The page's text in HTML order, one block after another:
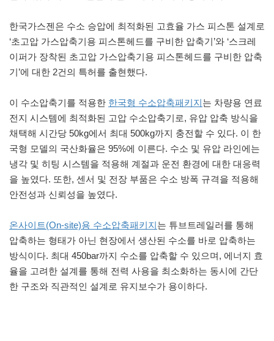
한국가스젠은 수소 승압에 최적화된 고효율 가스 피스톤 설계로
‘초고압 가스압축기용 피스톤헤드를 구비한 압축기’와 ‘스크레
이퍼가 장착된 초고압 가스압축기용 피스톤헤드를 구비한 압축
기’에 대한 2건의 특허를 출현했다.
이 수소압축기를 적용한 한국형 수소압축패키지는 차량용 연료
전지 시스템에 최적화된 고압 수소압축기로, 유압 압축 방식을
채택해 시간당 50kg에서 최대 500kg까지 충전할 수 있다. 이 한
국형 모델의 국산화율은 95%에 이른다. 수소 및 유압 라인에는
냉각 및 히팅 시스템을 적용해 계절과 운전 환경에 대한 대응력
을 높였다. 또한, 센서 및 전장 부품은 수소 방폭 규격을 적용해
안전성과 신뢰성을 높였다.
온사이트(On-site)용 수소압축패키지는 튜브트레일러를 통해
압축하는 형태가 아닌 현장에서 생산된 수소를 바로 압축하는
방식이다. 최대 450bar까지 수소를 압축할 수 있으며, 에너지 효
율을 고려한 설계를 통해 전력 사용을 최소화하는 동시에 간단
한 구조와 직관적인 설계로 유지보수가 용이하다.